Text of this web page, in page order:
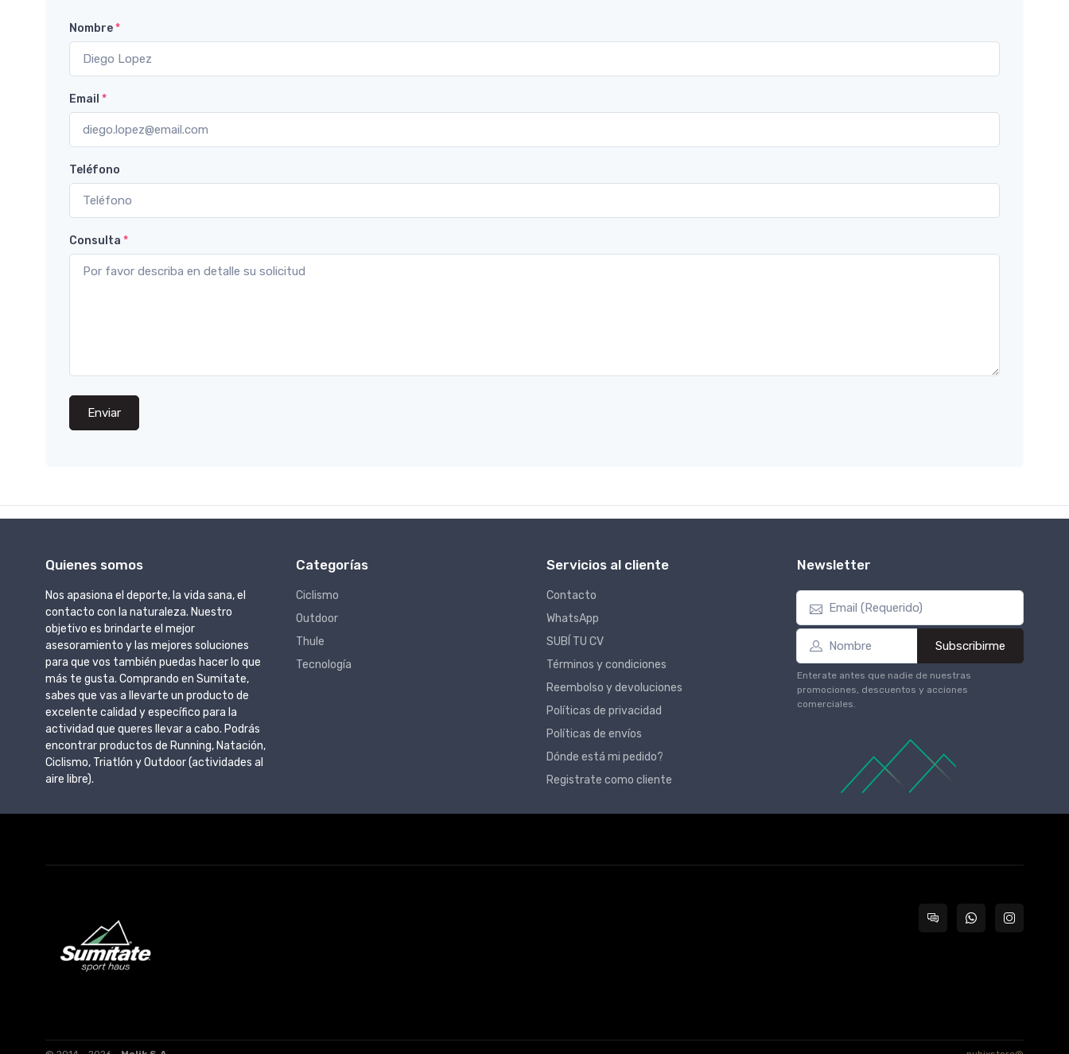
Nombre*
Email *
Teléfono
Consulta *
Enviar
Quienes somos
Nos apasiona el deporte, la vida sana, el
contacto con la naturaleza. Nuestro
objetivo es brindarte el mejor
asesoramiento y las mejores soluciones
para que vos también puedas hacer lo que
más te gusta. Comprando en Sumitate,
sabes que vas a llevarte un producto de
excelente calidad y específico para la
actividad que queres llevar a cabo. Podrás
encontrar productos de Running, Natación,
Ciclismo, Triatlón y Outdoor (actividades al
aire libre).
Categorías
Ciclismo
Outdoor
Thule
Tecnología
Servicios al cliente
Contacto
WhatsApp
SUBÍ TU CV
Términos y condiciones
Reembolso y devoluciones
Políticas de privacidad
Políticas de envíos
Dónde está mi pedido?
Registrate como cliente
Newsletter
Subscribirme
Enterate antes que nadie de nuestras
promociones, descuentos y acciones
comerciales.